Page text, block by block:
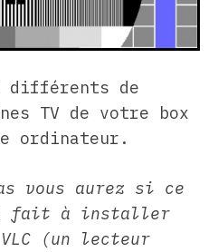
différents de
TV de votre box
ordinateur.
vous aurez si ce
fait à installer
(un lecteur